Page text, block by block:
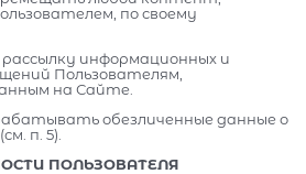
по своему
информационных и
Пользователям,
на Сайте.
обезличенные данные о
п. 5).
ПОЛЬЗОВАТЕЛЯ